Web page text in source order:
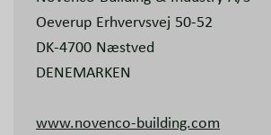
Oeverup Erhvervsvej 50-52
DK-4700 Næstved
DENEMARKEN
www.novenco-building.com​